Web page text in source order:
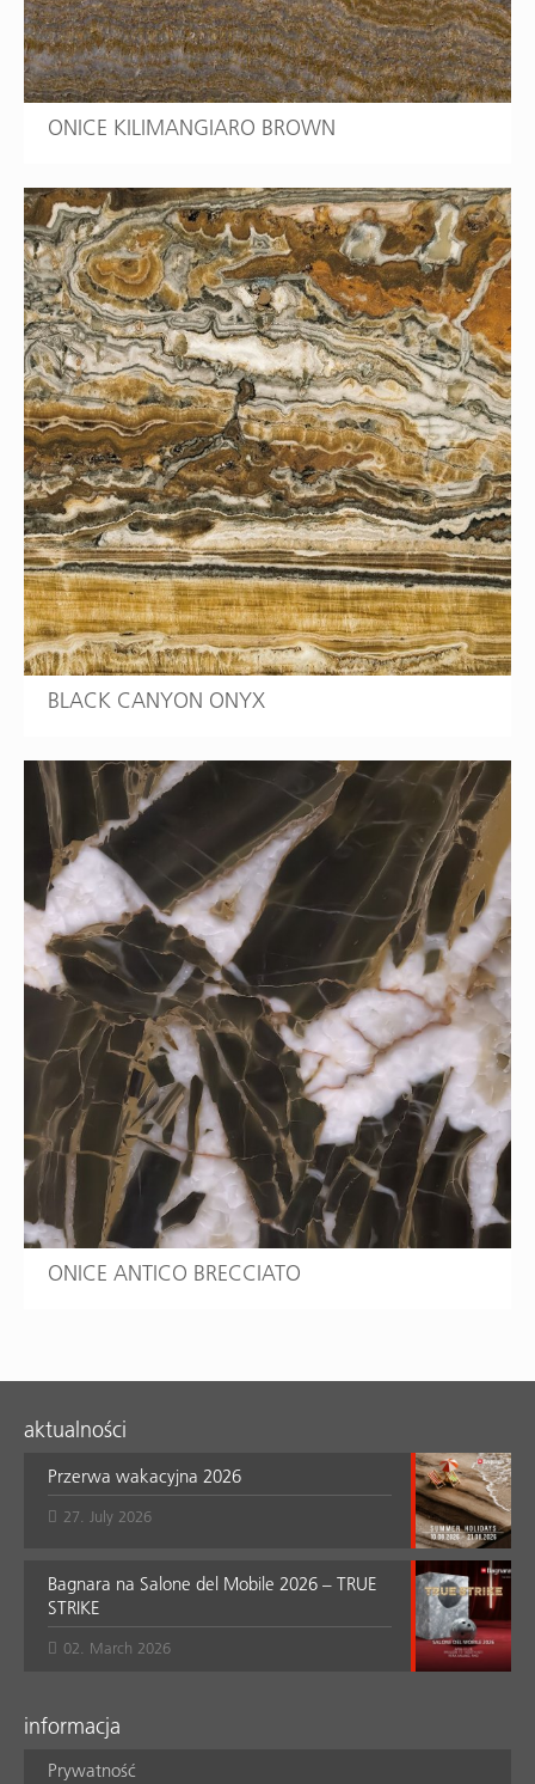
ONICE KILIMANGIARO BROWN
BLACK CANYON ONYX
ONICE ANTICO BRECCIATO
aktualności
Przerwa wakacyjna 2026
27. July 2026
Bagnara na Salone del Mobile 2026 – TRUE
STRIKE
02. March 2026
informacja
Prywatność